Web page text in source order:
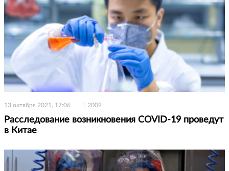
13 октября 2021, 17:06 2009
Расследование возникновения COVID-19 проведут
в Китае